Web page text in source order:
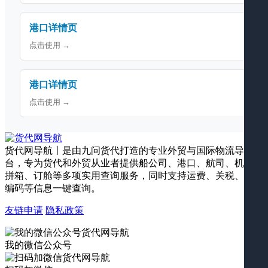
港口详情页
点击使用 →
港口详情页
点击使用 →
货代网导航丨是由九问货代打造的专业外贸与国际物流导航平
台，专为货代和外贸从业者提供船公司、港口、航司、机场、
拼箱、订舱等多项实用查询服务，同时支持运费、关税、海关
编码等信息一键查询。
友链申请 隐私政策
我的微信公众号